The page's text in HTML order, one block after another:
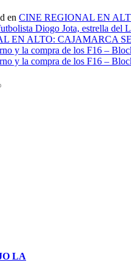
en CINE REGIONAL EN
Diogo Jota, estrella del
EN ALTO: CAJAMARCA
y la compra de los F16 –
y la compra de los F16 –
LA